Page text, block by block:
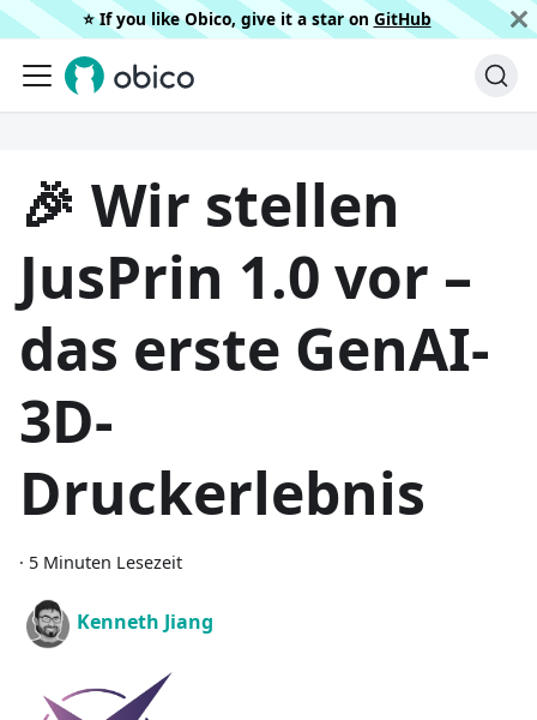
⭐️ If you like Obico, give it a star on GitHub
🎉 Wir stellen
JusPrin 1.0 vor –
das erste GenAI-
3D-
Druckerlebnis
· 5 Minuten Lesezeit
Kenneth Jiang